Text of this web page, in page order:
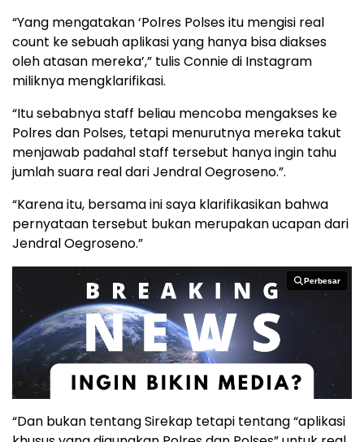
“Yang mengatakan ‘Polres Polses itu mengisi real
count ke sebuah aplikasi yang hanya bisa diakses
oleh atasan mereka’,” tulis Connie di Instagram
miliknya mengklarifikasi.
“Itu sebabnya staff beliau mencoba mengakses ke
Polres dan Polses, tetapi menurutnya mereka takut
menjawab padahal staff tersebut hanya ingin tahu
jumlah suara real dari Jendral Oegroseno.”.
“Karena itu, bersama ini saya klarifikasikan bahwa
pernyataan tersebut bukan merupakan ucapan dari
Jendral Oegroseno.”
Perbesar
Perbesar
“Dan bukan tentang Sirekap tetapi tentang “aplikasi